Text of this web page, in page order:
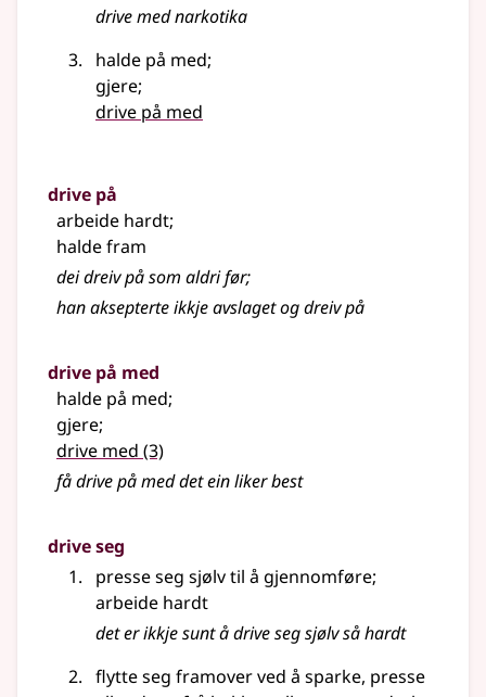
drive med narkotika
halde på med;
gjere;
drive på med
drive på
arbeide hardt;
halde fram
dei dreiv på som aldri før;
han aksepterte ikkje avslaget og dreiv på
drive på med
halde på med;
gjere;
drive med (3)
få drive på med det ein liker best
drive seg
presse seg sjølv til å gjennomføre;
arbeide hardt
det er ikkje sunt å drive seg sjølv så hardt
flytte seg framover ved å sparke, presse